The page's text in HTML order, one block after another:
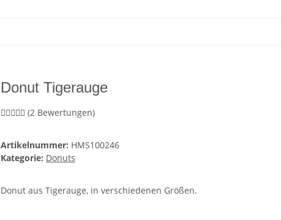
Donut Tigerauge
(2 Bewertungen)
Artikelnummer: HMS100246
Kategorie: Donuts
Donut aus Tigerauge, in verschiedenen Größen.